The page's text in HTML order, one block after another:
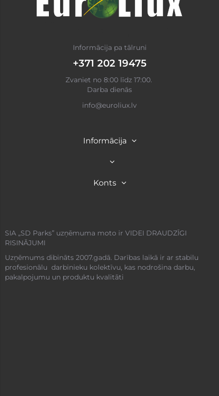
Informācija pa tālruni
+371 202 19475
Zvaniet no 8:00 līdz 17:00.
Darba dienās
info@euroliux.lv
Informācija
Konts
SIA „SD Parks” uzņēmuma moto ir VIDEI DRAUDZĪGI
RISINĀJUMI
Uzņēmums dibināts 2007.gadā. Darības laikā ir ar stabilu
profesionālu darbinieku kolektīvu, kas nodrošina darbu,
pakalpojumu un produktu kvalitāti